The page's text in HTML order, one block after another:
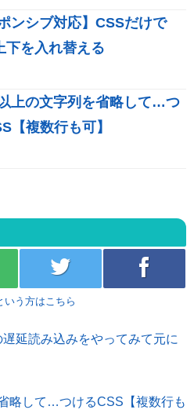
ンシブ対応】CSSだけで
下を入れ替える
上の文字列を省略して…つ
【複数行も可】
twitter facebook
う方はこちら
延読み込みをやってみて元に
略して…つけるCSS【複数行も